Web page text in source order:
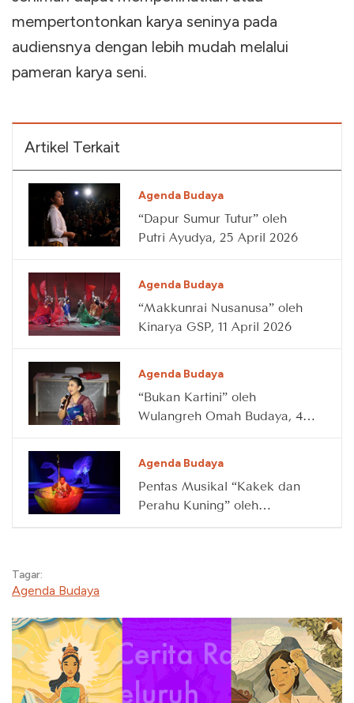
mempertontonkan karya seninya pada
audiensnya dengan lebih mudah melalui
pameran karya seni.
Artikel Terkait
Agenda Budaya
“Dapur Sumur Tutur” oleh
Putri Ayudya, 25 April 2026
Agenda Budaya
“Makkunrai Nusanusa” oleh
Kinarya GSP, 11 April 2026
Agenda Budaya
“Bukan Kartini” oleh
Wulangreh Omah Budaya, 4
Agenda Budaya
Pentas Musikal “Kakek dan
Perahu Kuning” oleh
Tagar:
Agenda Budaya